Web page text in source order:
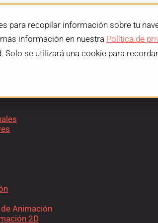
para recopilar información sobre tu
información en nuestra Política de
Solo se utilizará una cookie para
Animación
2D